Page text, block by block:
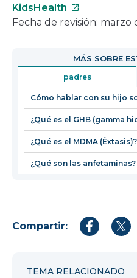
KidsHealth Este
enlace
en
una
nueva
ventana
Fecha de revisión: marzo
MÁS SOBRE
padres
Cómo hablar con su hijo
¿Qué es el GHB (gamma
¿Qué es el MDMA (Éxtasis)?
¿Qué son las anfetaminas?
Compartir:
Compartir
TEMA RELACIONADO